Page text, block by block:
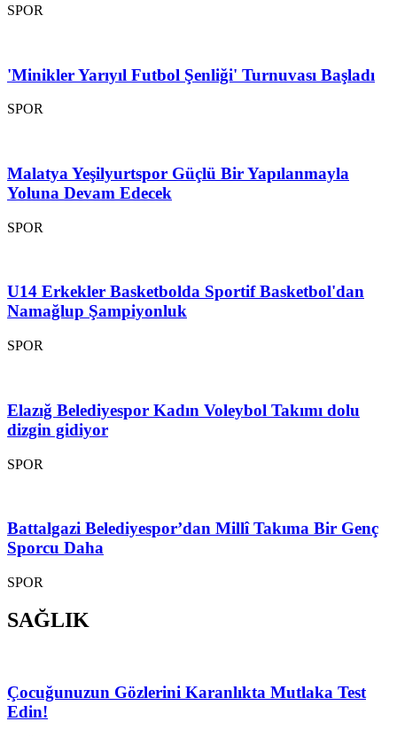
SPOR
'Minikler Yarıyıl Futbol Şenliği' Turnuvası Başladı
SPOR
Malatya Yeşilyurtspor Güçlü Bir Yapılanmayla
Yoluna Devam Edecek
SPOR
U14 Erkekler Basketbolda Sportif Basketbol'dan
Namağlup Şampiyonluk
SPOR
Elazığ Belediyespor Kadın Voleybol Takımı dolu
dizgin gidiyor
SPOR
Battalgazi Belediyespor’dan Millî Takıma Bir Genç
Sporcu Daha
SPOR
SAĞLIK
Çocuğunuzun Gözlerini Karanlıkta Mutlaka Test
Edin!